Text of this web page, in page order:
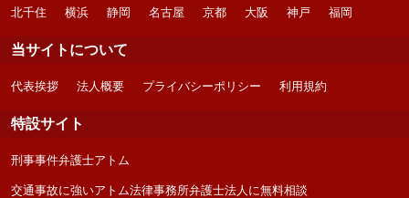
北千住 横浜 静岡 名古屋 京都 大阪 神戸 福岡
当サイトについて
代表挨拶 法人概要 プライバシーポリシー 利用規約
特設サイト
刑事事件弁護士アトム
交通事故に強いアトム法律事務所弁護士法人に無料相談